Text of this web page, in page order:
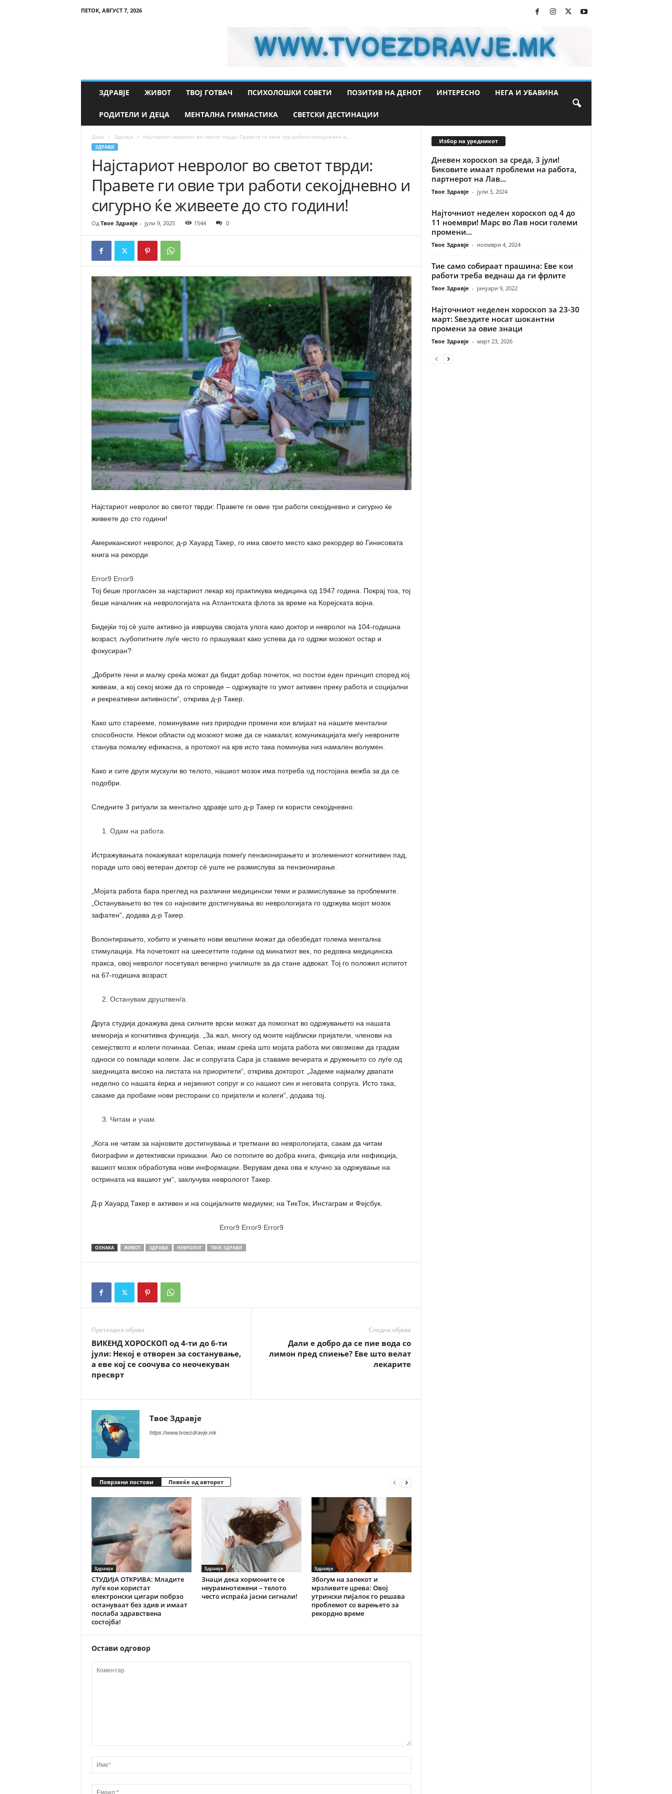
ПЕТОК, АВГУСТ 7, 2026
ЗДРАВЈЕ ЖИВОТ ТВОЈ ГОТВАЧ ПСИХОЛОШКИ СОВЕТИ ПОЗИТИВ НА ДЕНОТ ИНТЕРЕСНО НЕГА И УБАВИНА
РОДИТЕЛИ И ДЕЦА МЕНТАЛНА ГИМНАСТИКА СВЕТСКИ ДЕСТИНАЦИИ
Дома Здравје Најстариот невролог во светот тврди: Правете ги овие три работи секојдневно и...
ЗДРАВЈЕ
Најстариот невролог во светот тврди:
Правете ги овие три работи секојдневно и
сигурно ќе живеете до сто години!
Од Твое Здравје - јули 9, 2025 1544 0
Најстариот невролог во светот тврди: Правете ги овие три работи секојдневно и сигурно ќе
живеете до сто години!
Американскиот невролог, д-р Хауард Такер, го има своето место како рекордер во Гинисовата
книга на рекорди
Error9 Error9
Тој беше прогласен за најстариот лекар кој практикува медицина од 1947 година. Покрај тоа, тој
беше началник на неврологијата на Атлантската флота за време на Корејската војна.
Бидејќи тој сè уште активно ја извршува својата улога како доктор и невролог на 104-годишна
возраст, љубопитните луѓе често го прашуваат како успева да го одржи мозокот остар и
фокусиран?
„Добрите гени и малку среќа можат да бидат добар почеток, но постои еден принцип според кој
живеам, а кој секој може да го спроведе – одржувајте го умот активен преку работа и социјални
и рекреативни активности“, открива д-р Такер.
Како што старееме, поминуваме низ природни промени кои влијаат на нашите ментални
способности. Некои области од мозокот може да се намалат, комуникацијата меѓу невроните
станува помалку ефикасна, а протокот на крв исто така поминува низ намален волумен.
Како и сите други мускули во телото, нашиот мозок има потреба од постојана вежба за да се
подобри.
Следните 3 ритуали за ментално здравје што д-р Такер ги користи секојдневно.
Одам на работа.
Истражувањата покажуваат корелација помеѓу пензионирањето и зголемениот когнитивен пад,
поради што овој ветеран доктор сè уште не размислува за пензионирање.
„Мојата работа бара преглед на различни медицински теми и размислување за проблемите.
„Останувањето во тек со најновите достигнувања во неврологијата го одржува мојот мозок
зафатен“, додава д-р Такер.
Волонтирањето, хобито и учењето нови вештини можат да обезбедат голема ментална
стимулација. На почетокот на шеесеттите години од минатиот век, по редовна медицинска
пракса, овој невролог посетувал вечерно училиште за да стане адвокат. Тој го положил испитот
на 67-годишна возраст.
Останувам друштвен/а.
Друга студија докажува дека силните врски можат да помогнат во одржувањето на нашата
меморија и когнитивна функција. „За жал, многу од моите најблиски пријатели, членови на
семејството и колеги починаа. Сепак, имам среќа што мојата работа ми овозможи да градам
односи со помлади колеги. Јас и сопругата Сара ја ставаме вечерата и дружењето со луѓе од
заедницата високо на листата на приоритети“, открива докторот. „Јадеме најмалку двапати
неделно со нашата ќерка и нејзиниот сопруг и со нашиот син и неговата сопруга. Исто така,
сакаме да пробаме нови ресторани со пријатели и колеги“, додава тој.
Читам и учам.
„Кога не читам за најновите достигнувања и третмани во неврологијата, сакам да читам
биографии и детективски приказни. Ако се потопите во добра книга, фикција или нефикција,
вашиот мозок обработува нови информации. Верувам дека ова е клучно за одржување на
острината на вашиот ум“, заклучува неврологот Такер.
Д-р Хауард Такер е активен и на социјалните медиуми; на ТикТок, Инстаграм и Фејсбук.
Error9 Error9 Error9
ОЗНАКА ЖИВОТ ЗДРАВЈЕ НЕВРОЛОГ ТВОЕ ЗДРАВЈЕ
Претходна објава
ВИКЕНД ХОРОСКОП од 4-ти до 6-ти
јули: Некој е отворен за состанување,
а еве кој се соочува со неочекуван
пресврт
Следна објава
Дали е добро да се пие вода со
лимон пред спиење? Еве што велат
лекарите
Твое Здравје
https://www.tvoezdravje.mk
Поврзани постови Повеќе од авторот
Здравје
СТУДИЈА ОТКРИВА: Младите
луѓе кои користат
електронски цигари побрзо
остануваат без здив и имаат
послаба здравствена
состојба!
Здравје
Знаци дека хормоните се
неурамнотежени – телото
често испраќа јасни сигнали!
Здравје
Збогум на запекот и
мрзливите црева: Овој
утрински пијалок го решава
проблемот со варењето за
рекордно време
Остави одговор
Избор на уредникот
Дневен хороскоп за среда, 3 јули!
Биковите имаат проблеми на работа,
партнерот на Лав...
Твое Здравје - јули 3, 2024
Најточниот неделен хороскоп од 4 до
11 ноември! Марс во Лав носи големи
промени...
Твое Здравје - ноември 4, 2024
Тие само собираат прашина: Еве кои
работи треба веднаш да ги фрлите
Твое Здравје - јануари 9, 2022
Најточниот неделен хороскоп за 23-30
март: Ѕвездите носат шокантни
промени за овие знаци
Твое Здравје - март 23, 2026